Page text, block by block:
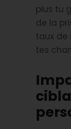
plus tu
de la
taux de
tes